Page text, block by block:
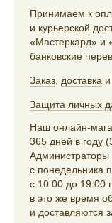
Принимаем к
и курьерской
«Мастеркард»
банковские
Заказ, доставка и
Защита личных
Наш онлайн-
365 дней в году
Администраторы
с понедельника
с 10:00 до 19:00
в это же время
и доставляются